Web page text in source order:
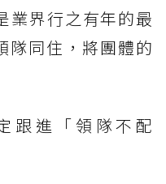
業界行之有年的最
隊同住，將團體的
跟進「領隊不配